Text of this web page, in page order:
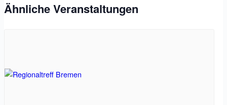
Ähnliche Veranstaltungen